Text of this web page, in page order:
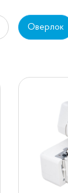
Оверлок